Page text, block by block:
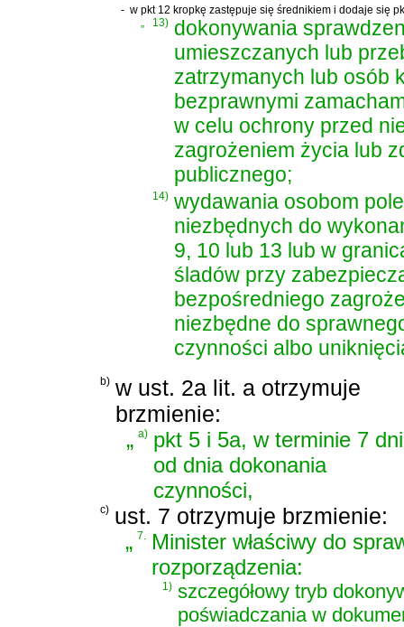
- w pkt 12 kropkę zastępuje się średnikiem i dodaje się
13) dokonywania
umieszczanych lub
zatrzymanych lub osób
bezprawnymi
w celu ochrony przed
zagrożeniem życia lub
publicznego;
14) wydawania osobom
niezbędnych do
9, 10 lub 13 lub w
śladów przy
bezpośredniego
niezbędne do
czynności albo
b) w ust. 2a lit. a otrzymuje
brzmienie:
„a) pkt 5 i 5a, w terminie 7 dni
od dnia dokonania
czynności,
c) ust. 7 otrzymuje brzmienie:
„ 7.
Minister właściwy do
rozporządzenia:
1) szczegółowy tryb
poświadczania w